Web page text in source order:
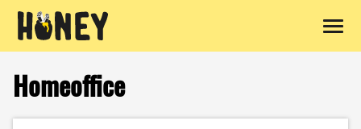
Inhalt
springen
Homeoffice